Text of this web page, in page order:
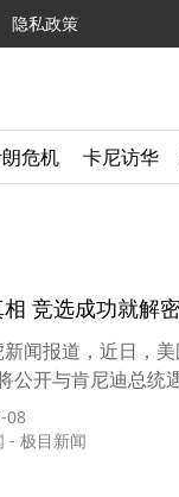
隐私政策
危机 卡尼访华
竞选成功就解
闻报道，近日，
公开与肯尼迪总统
08
- 极目新闻